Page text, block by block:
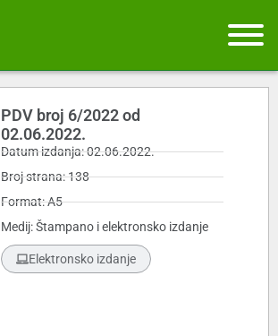
PDV broj 6/2022 od
02.06.2022.
Datum izdanja: 02.06.2022.
Broj strana: 138
Format: A5
Medij: Štampano i elektronsko izdanje
Elektronsko izdanje